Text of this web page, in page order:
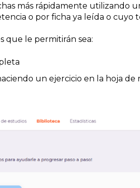
más rápidamente utilizando
o por ficha ya leída o cuyo
que le permitirán sea:
un ejercicio en la hoja de